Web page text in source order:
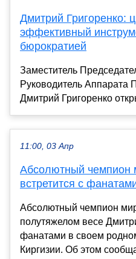
Дмитрий Григоренко:
эффективный
бюрократией
Заместитель
Руководитель Аппарата
Дмитрий Григоренко
11:00, 03 Апр
Абсолютный чемпион
встретится с
Абсолютный чемпион
полутяжелом весе
фанатами в своем
Киргизии. Об этом